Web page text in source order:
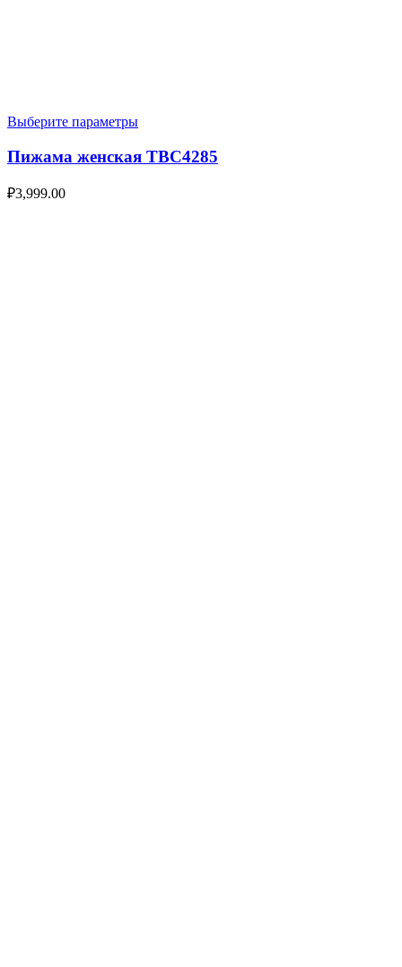
Выберите параметры
Пижама женская TBC4285
₽3,999.00